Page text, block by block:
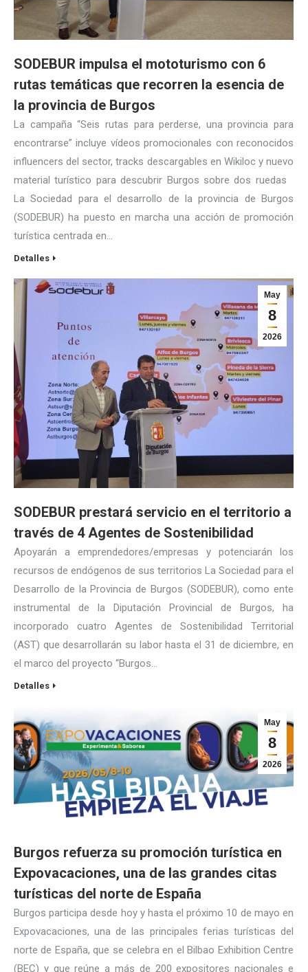
SODEBUR impulsa el mototurismo con 6
rutas temáticas que recorren la esencia de
la provincia de Burgos
La campaña “Seis rutas para perderse, una provincia para
encontrarse” incluye vídeos promocionales con reconocidos
influencers del sector, tracks descargables en Wikiloc y nuevo
material turístico para descubrir Burgos sobre dos ruedas
La Sociedad para el desarrollo de la provincia de Burgos
(SODEBUR) ha puesto en marcha una acción de promoción
turística centrada en…
Detalles
May
8
2026
SODEBUR prestará servicio en el territorio a
través de 4 Agentes de Sostenibilidad
Apoyarán a emprendedores/empresas y potenciarán los
recursos de endógenos de sus territorios La Sociedad para el
Desarrollo de la Provincia de Burgos (SODEBUR), como ente
instrumental de la Diputación Provincial de Burgos, ha
incorporado cuatro Agentes de Sostenibilidad Territorial
(AST) que desarrollarán su labor hasta el 31 de diciembre, en
el marco del proyecto “Burgos…
Detalles
May
8
2026
Burgos refuerza su promoción turística en
Expovacaciones, una de las grandes citas
turísticas del norte de España
Burgos participa desde hoy y hasta el próximo 10 de mayo en
Expovacaciones, una de las principales ferias turísticas del
norte de España, que se celebra en el Bilbao Exhibition Centre
(BEC) y que reúne a más de 200 expositores nacionales e